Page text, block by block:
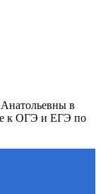
в
к ОГЭ и ЕГЭ по